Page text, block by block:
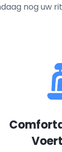
nog uw